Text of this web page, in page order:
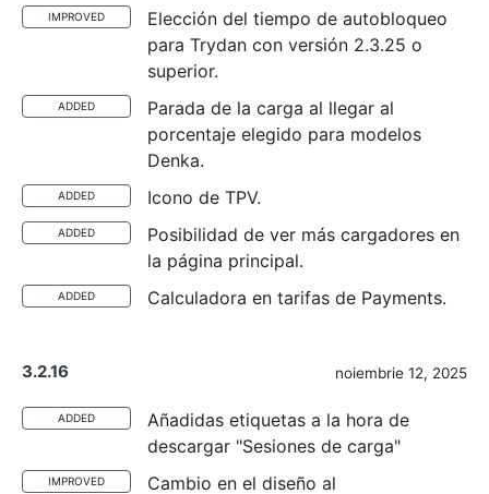
IMPROVED
Elección del tiempo de autobloqueo
para Trydan con versión 2.3.25 o
superior.
ADDED
Parada de la carga al llegar al
porcentaje elegido para modelos
Denka.
ADDED Icono de TPV.
ADDED
Posibilidad de ver más cargadores en
la página principal.
ADDED Calculadora en tarifas de Payments.
3.2.16 noiembrie 12, 2025
ADDED
Añadidas etiquetas a la hora de
descargar "Sesiones de carga"
IMPROVED
Cambio en el diseño al